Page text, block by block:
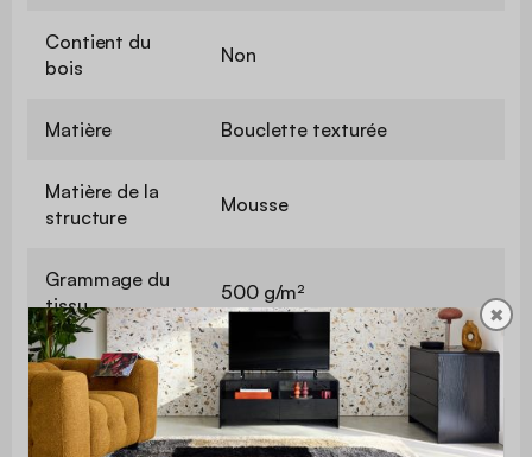
Contient du
bois
Non
Matière Bouclette texturée
Matière de la
structure
Mousse
Grammage du
tissu
500 g/m²
Garnissage PU
Garnissage
39cm de mousse
✖